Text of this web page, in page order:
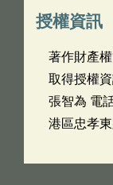
授權資訊
著作財產
取得授權
張智為 電
港區忠孝